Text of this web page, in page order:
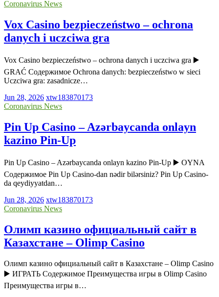
Coronavirus News
Vox Casino bezpieczeństwo – ochrona
danych i uczciwa gra
Vox Casino bezpieczeństwo – ochrona danych i uczciwa gra ▶️
GRAĆ Содержимое Ochrona danych: bezpieczeństwo w sieci
Uczciwa gra: zasadnicze…
Jun 28, 2026 xtw183870173
Coronavirus News
Pin Up Casino – Azərbaycanda onlayn
kazino Pin-Up
Pin Up Casino – Azərbaycanda onlayn kazino Pin-Up ▶️ OYNA
Содержимое Pin Up Casino-dan nədir bilərsiniz? Pin Up Casino-
da qeydiyyatdan…
Jun 28, 2026 xtw183870173
Coronavirus News
Олимп казино официальный сайт в
Казахстане – Olimp Casino
Олимп казино официальный сайт в Казахстане – Olimp Casino
▶️ ИГРАТЬ Содержимое Преимущества игры в Olimp Casino
Преимущества игры в…